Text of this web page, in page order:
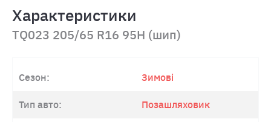
Характеристики
TQ023 205/65 R16 95H (шип)
Сезон: Зимові
Тип авто: Позашляховик